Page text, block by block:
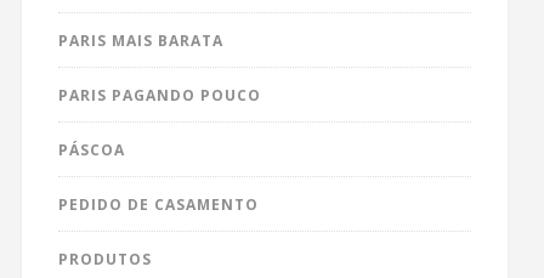
PARIS MAIS BARATA
PARIS PAGANDO POUCO
PÁSCOA
PEDIDO DE CASAMENTO
PRODUTOS